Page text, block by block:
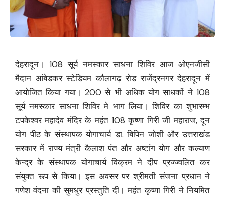
देहरादून। 108 सूर्य नमस्कार साधना शिविर आज ओएनजीसी
मैदान आंबेडकर स्टेडियम कौलागढ़ रोड राजेंद्रनगर देहरादून में
आयोजित किया गया। 200 से भी अधिक योग साधकों ने 108
सूर्य नमस्कार साधना शिविर मे भाग लिया। शिविर का शुभारम्भ
टपकेश्वर महादेव मंदिर के महंत 108 कृष्णा गिरी जी महाराज, दून
योग पीठ के संस्थापक योगाचार्य डा. बिपिन जोशी और उत्तराखंड
सरकार में राज्य मंत्री कैलाश पंत और अष्टांग योग और कल्याण
केन्द्र के संस्थापक योगाचार्य विक्रम ने दीप प्रज्ज्वलित कर
संयुक्त रूप से किया। इस अवसर पर श्रीमती संजना प्रधान ने
गणेश वंदना की सुमधुर प्रस्तुति दी। महंत कृष्णा गिरी ने नियमित